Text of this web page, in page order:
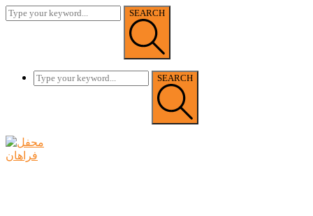
SEARCH
SEARCH